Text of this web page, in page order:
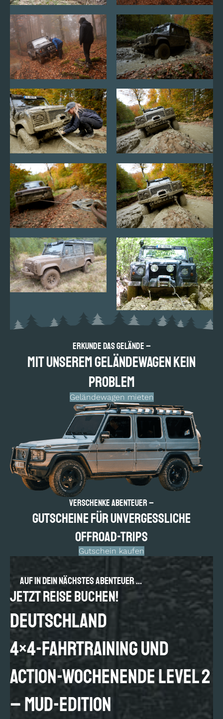
Erkunde das Gelände –
Mit unserem Geländewagen kein
Problem
Geländewagen mieten
Verschenke Abenteuer –
Gutscheine für un­vergess­liche
Offroad-Trips
Gutschein kaufen
Jetzt Reise buchen!
DEUTSCHLAND
4×4-Fahrtraining und
Action-Wochenende Level 2
– MUD-Edition
Auf in dein nächstes Abenteuer ...